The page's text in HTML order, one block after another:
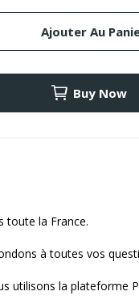
Ajouter Au
Buy Now
toute la France.
à toutes vos
utilisons la plateforme